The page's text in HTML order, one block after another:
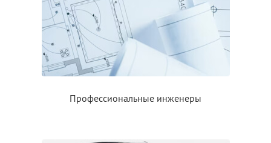
Профессиональные инженеры